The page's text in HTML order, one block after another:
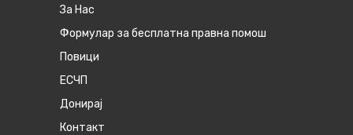
За Нас
Формулар за бесплатна правна помош
Повици
ЕСЧП
Донирај
Контакт